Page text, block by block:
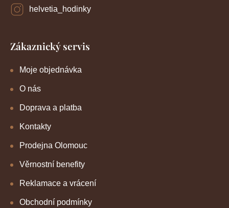
helvetia_hodinky
Zákaznický servis
Moje objednávka
O nás
Doprava a platba
Kontakty
Prodejna Olomouc
Věrnostní benefity
Reklamace a vrácení
Obchodní podmínky